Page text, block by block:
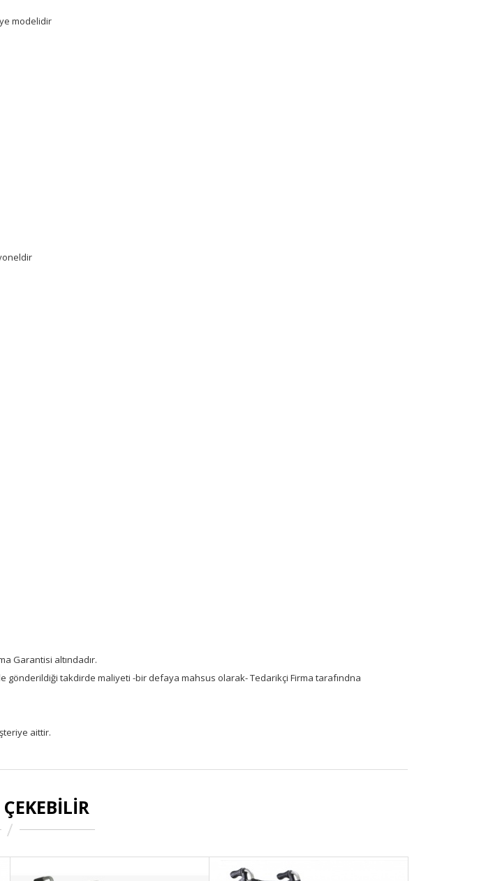
modelidir
Garantisi altındadır.
gönderildiği takdirde maliyeti -bir defaya mahsus olarak- Tedarikçi Firma tarafındna
aittir.